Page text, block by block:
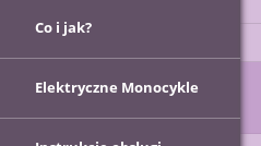
Co i jak?
Elektryczne Monocykle